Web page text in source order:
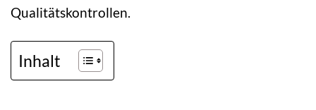
Qualitätskontrollen.
Inhalt